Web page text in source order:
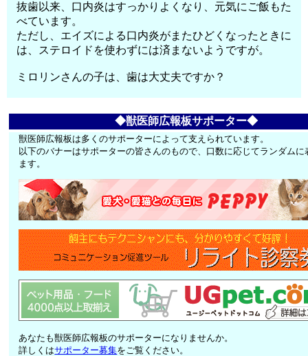
抜歯以来、口内炎はすっかりよくなり、元気にご飯もた
べています。
ただし、エイズによる口内炎がまたひどくなったときに
は、ステロイドを使わずには済まないようですが。
ミロリンさんの子は、歯は大丈夫ですか？
◆獣医師広報板サポーター◆
獣医師広報板は多くのサポーターによって支えられています。
以下のバナーはサポーターの皆さんのもので、口数に応じてランダムに
ます。
あなたも獣医師広報板のサポーターになりませんか。
詳しくはサポーター募集をご覧ください。